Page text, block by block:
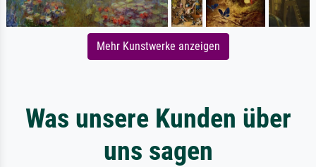
Mehr Kunstwerke anzeigen
Was unsere Kunden über
uns sagen